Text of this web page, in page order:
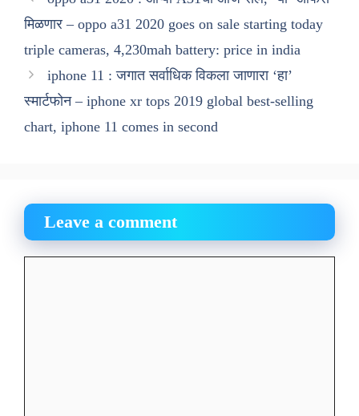
मिळणार – oppo a31 2020 goes on sale starting today
triple cameras, 4,230mah battery: price in india
iphone 11 : जगात सर्वाधिक विकला जाणारा ‘हा’
स्मार्टफोन – iphone xr tops 2019 global best-selling
chart, iphone 11 comes in second
Leave a comment